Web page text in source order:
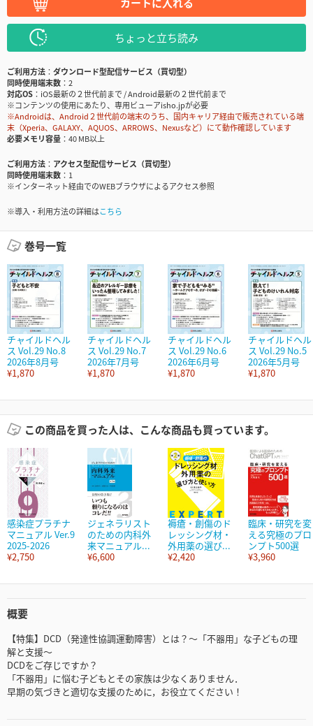
ちょっと立ち読み
ご利用方法
ダウンロード型配信サービス（買切型）
同時使用端末数
2
対応OS
iOS最新の２世代前まで / Android最新の２世代前まで
※コンテンツの使用にあたり、専用ビューアisho.jpが必要
※Androidは、Android２世代前の端末のうち、国内キャリア経由で販売されている端
末（Xperia、GALAXY、AQUOS、ARROWS、Nexusなど）にて動作確認しています
必要メモリ容量
40 MB以上
ご利用方法
アクセス型配信サービス（買切型）
同時使用端末数
1
※インターネット経由でのWEBブラウザによるアクセス参照
※導入・利用方法の詳細はこちら
巻号一覧
チャイルドヘル
ス Vol.29 No.8
2026年8月号
¥1,870
チャイルドヘル
ス Vol.29 No.7
2026年7月号
¥1,870
チャイルドヘル
ス Vol.29 No.6
2026年6月号
¥1,870
チャイルドヘル
ス Vol.29 No.5
2026年5月号
¥1,870
この商品を買った人は、こんな商品も買っています。
感染症プラチナ
マニュアル Ver.9
2025-2026
¥2,750
ジェネラリスト
のための内科外
来マニュアル...
¥6,600
褥瘡・創傷のド
レッシング材・
外用薬の選び...
¥2,420
臨床・研究を変
える究極のプロ
ンプト500選
¥3,960
概要
【特集】DCD（発達性協調運動障害）とは？～「不器用」な子どもの理
解と支援～
DCDをご存じですか？
「不器用」に悩む子どもとその家族は少なくありません．
早期の気づきと適切な支援のために，お役立てください！